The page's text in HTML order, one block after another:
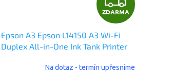
D
A
R
ZDARMA
Epson A3 Epson L14150 A3 Wi-Fi
Duplex All-in-One Ink Tank Printer
Na dotaz - termín upřesníme